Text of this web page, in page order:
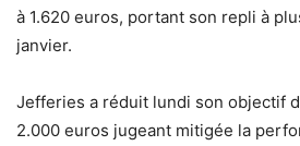
à 1.620 euros, portant son repli à
janvier.
Jefferies a réduit lundi son objectif
2.000 euros jugeant mitigée la